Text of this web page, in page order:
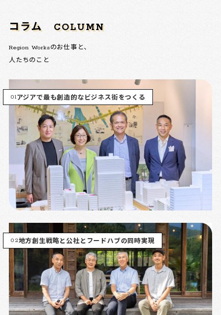
コラム COLUMN
Region Worksのお仕事と、
人たちのこと
01アジアで最も創造的なビジネス街をつくる
02地方創生戦略と公社とフードハブの同時実現